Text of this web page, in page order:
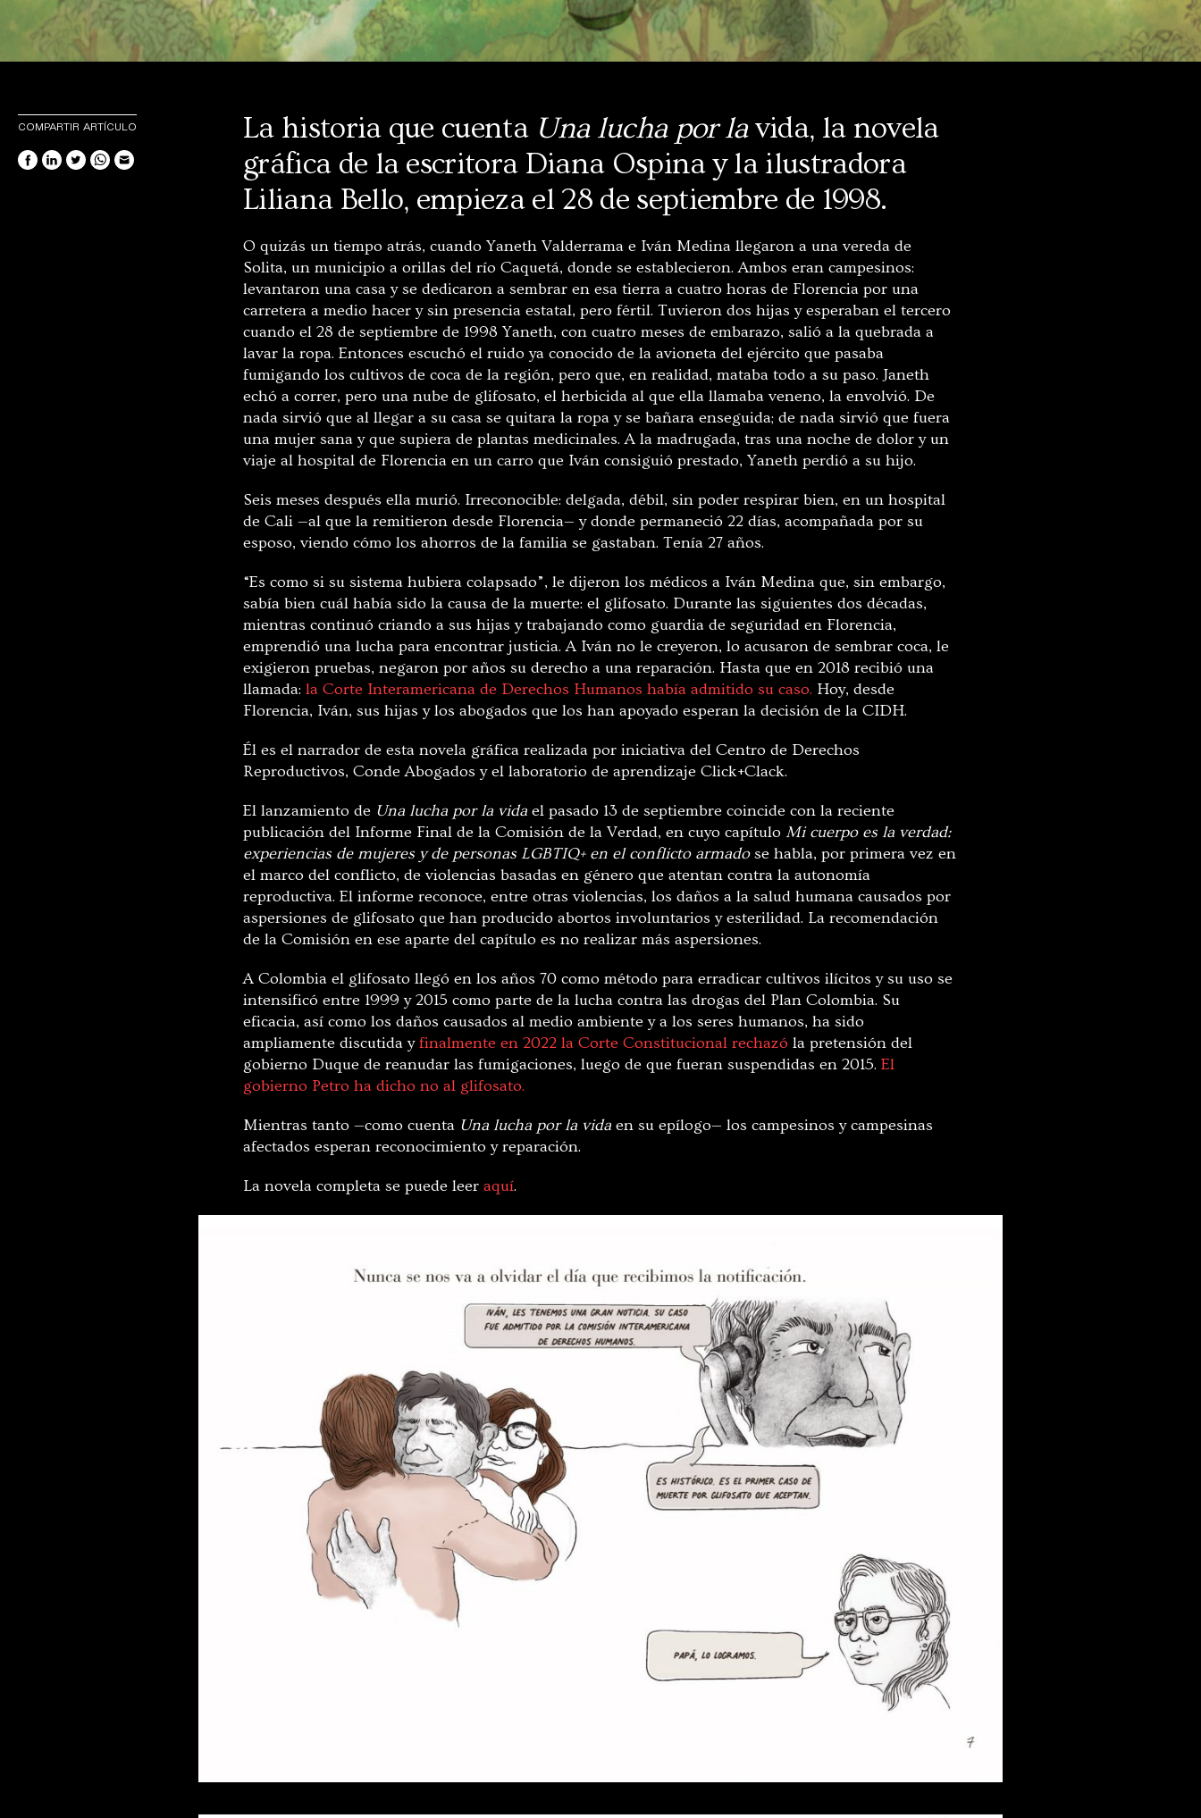
La historia que cuenta Una lucha por lavida, la novela
gráfica de la escritora Diana Ospina y la ilustradora
Liliana Bello, empieza el 28 de septiembre de 1998.
O quizás un tiempo atrás, cuando Yaneth Valderrama e Iván Medina llegaron a una vereda de
Solita, un municipio a orillas del río Caquetá, donde se establecieron. Ambos eran campesinos:
levantaron una casa y se dedicaron a sembrar en esa tierra a cuatro horas de Florencia por una
carretera a medio hacer y sin presencia estatal, pero fértil. Tuvieron dos hijas y esperaban el tercero
cuando el 28 de septiembre de 1998 Yaneth, con cuatro meses de embarazo, salió a la quebrada a
lavar la ropa. Entonces escuchó el ruido ya conocido de la avioneta del ejército que pasaba
fumigando los cultivos de coca de la región, pero que, en realidad, mataba todo a su paso. Janeth
echó a correr, pero una nube de glifosato, el herbicida al que ella llamaba veneno, la envolvió. De
nada sirvió que al llegar a su casa se quitara la ropa y se bañara enseguida; de nada sirvió que fuera
una mujer sana y que supiera de plantas medicinales. A la madrugada, tras una noche de dolor y un
viaje al hospital de Florencia en un carro que Iván consiguió prestado, Yaneth perdió a su hijo.
Seis meses después ella murió. Irreconocible: delgada, débil, sin poder respirar bien, en un hospital
de Cali —al que la remitieron desde Florencia— y donde permaneció 22 días, acompañada por su
esposo, viendo cómo los ahorros de la familia se gastaban. Tenía 27 años.
“Es como si su sistema hubiera colapsado”, le dijeron los médicos a Iván Medina que, sin embargo,
sabía bien cuál había sido la causa de la muerte: el glifosato. Durante las siguientes dos décadas,
mientras continuó criando a sus hijas y trabajando como guardia de seguridad en Florencia,
emprendió una lucha para encontrar justicia. A Iván no le creyeron, lo acusaron de sembrar coca, le
exigieron pruebas, negaron por años su derecho a una reparación. Hasta que en 2018 recibió una
llamada: la Corte Interamericana de Derechos Humanos había admitido su caso. Hoy, desde
Florencia, Iván, sus hijas y los abogados que los han apoyado esperan la decisión de la CIDH.
Él es el narrador de esta novela gráfica realizada por iniciativa del Centro de Derechos
Reproductivos, Conde Abogados y el laboratorio de aprendizaje Click+Clack.
El lanzamiento de Una lucha por la vida el pasado 13 de septiembre coincide con la reciente
publicación del Informe Final de la Comisión de la Verdad, en cuyo capítulo Mi cuerpo es la verdad:
experiencias de mujeres y de personas LGBTIQ+ en el conflicto armadose habla, por primera vez en
el marco del conflicto, de violencias basadas en género que atentan contra la autonomía
reproductiva. El informe reconoce, entre otras violencias, los daños a la salud humana causados por
aspersiones de glifosato que han producido abortos involuntarios y esterilidad. La recomendación
de la Comisión en ese aparte del capítulo es no realizar más aspersiones.
A Colombia el glifosato llegó en los años 70 como método para erradicar cultivos ilícitos y su uso se
intensificó entre 1999 y 2015 como parte de la lucha contra las drogas del Plan Colombia. Su
eficacia, así como los daños causados al medio ambiente y a los seres humanos, ha sido
ampliamente discutida yfinalmente en 2022 la Corte Constitucional rechazó la pretensión del
gobierno Duque de reanudar las fumigaciones, luego de que fueran suspendidas en 2015. El
gobierno Petro ha dicho no al glifosato.
Mientras tanto —como cuenta Una lucha por la vida en su epílogo— los campesinos y campesinas
afectados esperan reconocimiento y reparación.
La novela completa se puede leer aquí.
COMPARTIR ARTÍCULO